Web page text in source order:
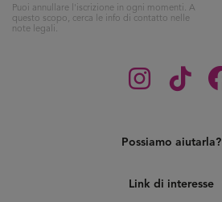
Possiamo aiutarla?
Link di interesse
Puoi annullare l'iscrizione in ogni momenti. A
questo scopo, cerca le info di contatto nelle
note legali.